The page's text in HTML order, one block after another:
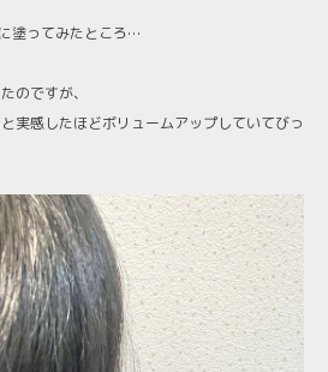
塗ってみたところ…
のですが、
実感したほどボリュームアップしていてびっ